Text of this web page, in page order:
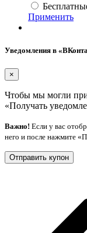
Применить
Уведомления в
×
Чтобы мы могли
«Получать
Важно! Если у вас
него и после нажмите
Отправить купон